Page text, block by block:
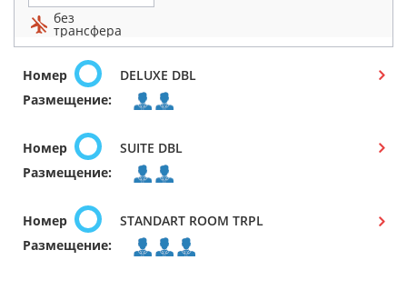
без
трансфера
Номер
DELUXE DBL
Размещение:
Номер
SUITE DBL
Размещение:
Номер
STANDART ROOM TRPL
Размещение: